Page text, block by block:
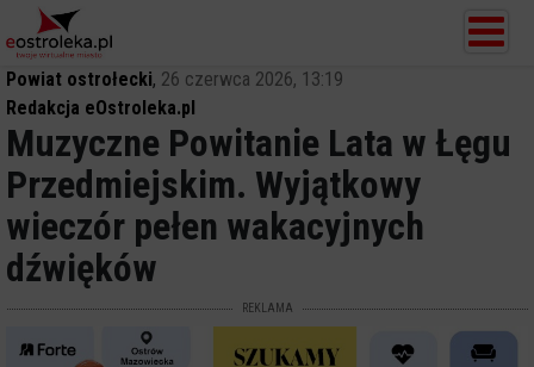
Powiat ostrołecki, 26 czerwca 2026, 13:19
Redakcja eOstroleka.pl
Muzyczne Powitanie Lata w Łęgu
Przedmiejskim. Wyjątkowy
wieczór pełen wakacyjnych
dźwięków
REKLAMA